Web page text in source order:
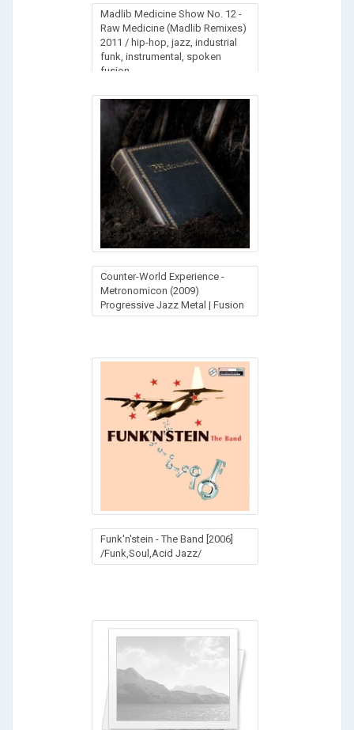
Madlib Medicine Show No. 12 -
Raw Medicine (Madlib Remixes)
2011 / hip-hop, jazz, industrial
funk, instrumental, spoken
fusion
Counter-World Experience -
Metronomicon (2009)
Progressive Jazz Metal | Fusion
Funk'n'stein - The Band [2006]
/Funk,Soul,Acid Jazz/